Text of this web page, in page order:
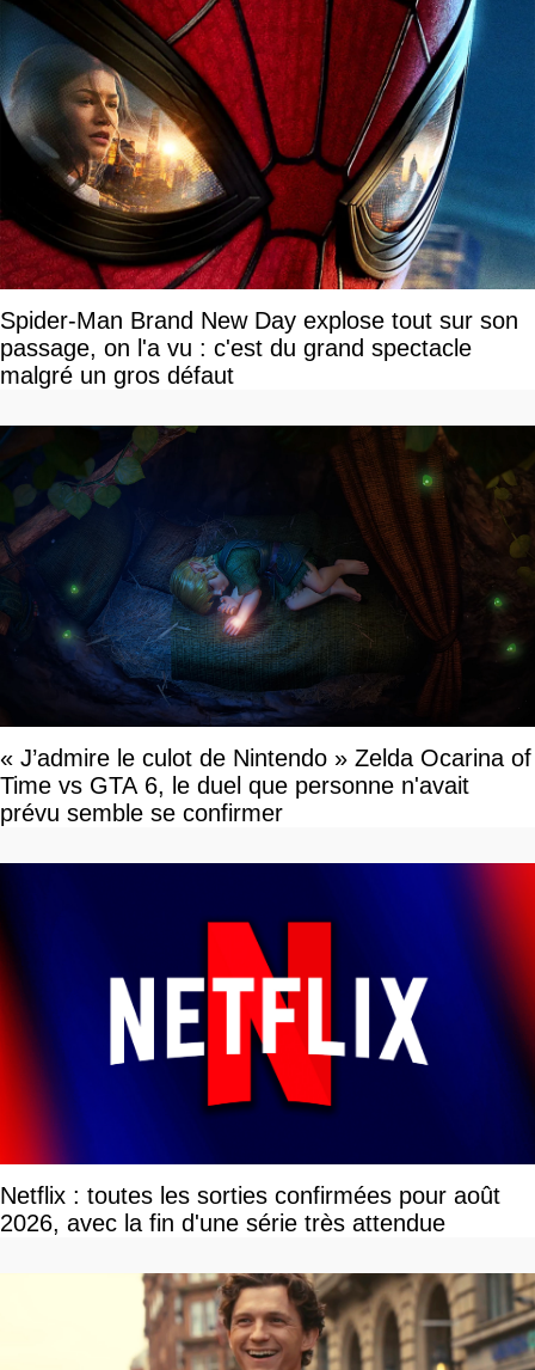
Spider-Man Brand New Day explose tout sur son
passage, on l'a vu : c'est du grand spectacle
malgré un gros défaut
« J’admire le culot de Nintendo » Zelda Ocarina of
Time vs GTA 6, le duel que personne n'avait
prévu semble se confirmer
Netflix : toutes les sorties confirmées pour août
2026, avec la fin d'une série très attendue